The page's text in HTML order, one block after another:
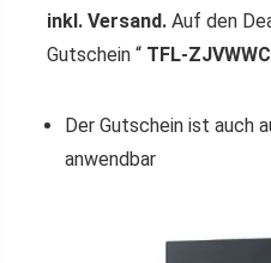
inkl. Versand. Auf den
Gutschein “ TFL-
Der Gutschein ist auch
anwendbar